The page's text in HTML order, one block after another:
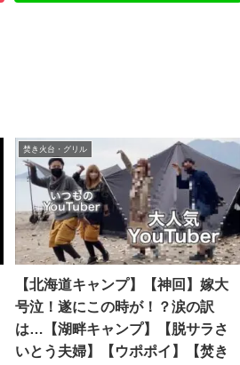
焚き火台・グリル
【北海道キャンプ】【神回】嫁大
号泣！遂にこの時が！？涙の訳
は…【湖畔キャンプ】【脱サラさ
いとう夫婦】【ウポポイ】【焚き